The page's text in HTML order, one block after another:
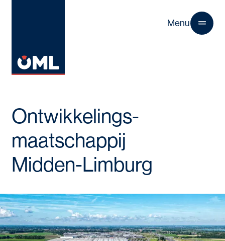
Menu
Ontwikkelings­
maatschappij
Midden-Limburg